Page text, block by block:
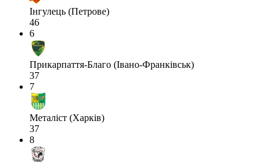
Інгулець (Петрове)
46
6
Прикарпаття-Благо (Івано-Франківськ)
37
7
Металіст (Харків)
37
8